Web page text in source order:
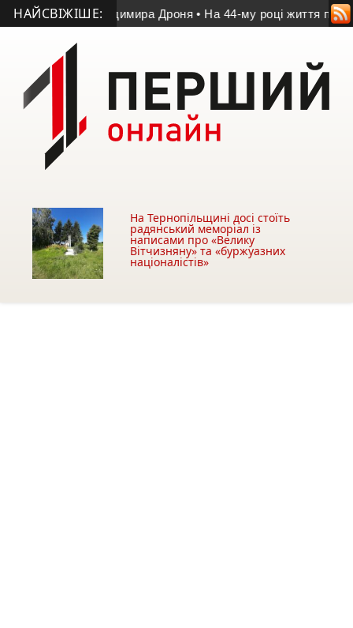
НАЙСВІЖІШЕ:
пам’яті Володимира Дроня • На 44-му році життя помер
На Тернопільщині досі стоїть
радянський меморіал із
написами про «Велику
Вітчизняну» та «буржуазних
націоналістів»